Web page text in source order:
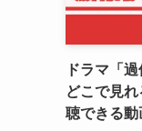
ドラマ「
どこで見
聴できる動